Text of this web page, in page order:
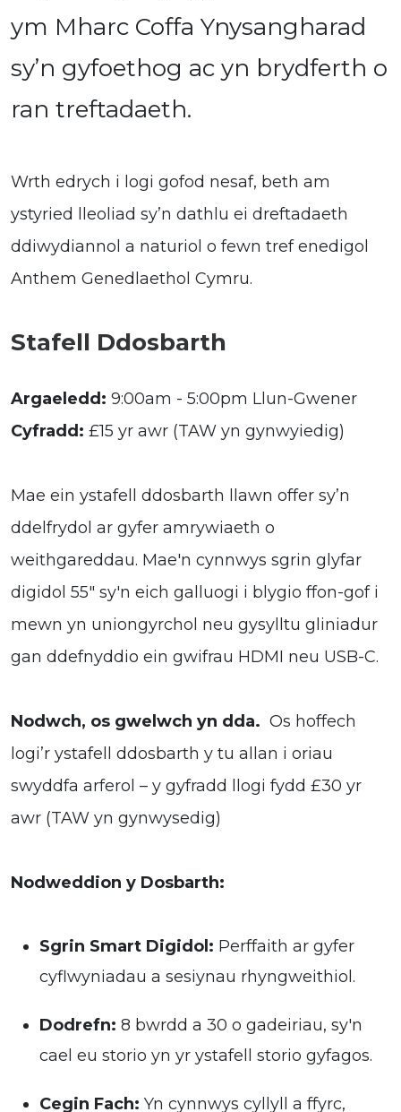
ym Mharc Coffa Ynysangharad
sy’n gyfoethog ac yn brydferth o
ran treftadaeth.
Wrth edrych i logi gofod nesaf, beth am
ystyried lleoliad sy’n dathlu ei dreftadaeth
ddiwydiannol a naturiol o fewn tref enedigol
Anthem Genedlaethol Cymru.
Stafell Ddosbarth
Argaeledd: 9:00am - 5:00pm Llun-Gwener
Cyfradd: £15 yr awr (TAW yn gynwyiedig)
Mae ein ystafell ddosbarth llawn offer sy’n
ddelfrydol ar gyfer amrywiaeth o
weithgareddau. Mae'n cynnwys sgrin glyfar
digidol 55" sy'n eich galluogi i blygio ffon-gof i
mewn yn uniongyrchol neu gysylltu gliniadur
gan ddefnyddio ein gwifrau HDMI neu USB-C.
Nodwch, os gwelwch yn dda. Os hoffech
logi’r ystafell ddosbarth y tu allan i oriau
swyddfa arferol – y gyfradd llogi fydd £30 yr
awr (TAW yn gynwysedig)
Nodweddion y Dosbarth:
Sgrin Smart Digidol: Perffaith ar gyfer
cyflwyniadau a sesiynau rhyngweithiol.
Dodrefn: 8 bwrdd a 30 o gadeiriau, sy'n
cael eu storio yn yr ystafell storio gyfagos.
Cegin Fach: Yn cynnwys cyllyll a ffyrc,